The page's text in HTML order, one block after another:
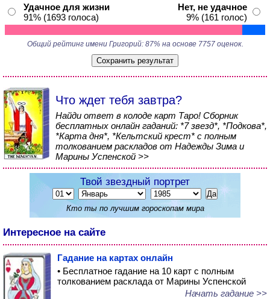
Удачное для жизни
91% (1693 голоса)
Нет, не удачное
9% (161 голос)
Общий рейтинг имени Григорий: 87% на основе 7757 оценок.
Что ждет тебя завтра?
Найди ответ в колоде карт Таро! Сборник
бесплатных онлайн гаданий: *7 звезд*, *Подкова*,
*Карта дня*, *Кельтский крест* с полным
толкованием раскладов от Надежды Зима и
Марины Успенской >>
Твой звездный портрет
Кто ты по лучшим гороскопам мира
Интересное на сайте
Гадание на картах онлайн
• Бесплатное гадание на 10 карт с полным
толкованием расклада от Марины Успенской
Начать гадание >>